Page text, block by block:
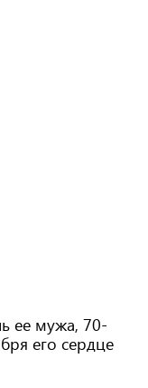
ее мужа, 70-
его сердце